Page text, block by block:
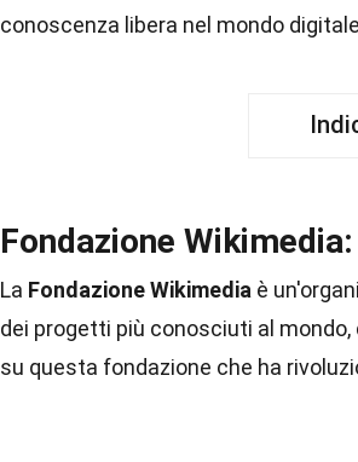
conoscenza libera nel mondo
Fondazione
La Fondazione Wikimedia è
dei progetti più conosciuti al mondo,
su questa fondazione che ha